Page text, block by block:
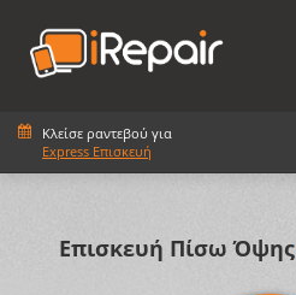
Κλείσε ραντεβού για
Express Επισκευή
Επισκευή Πίσω Όψης